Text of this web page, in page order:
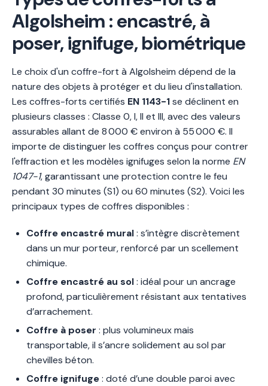
Algolsheim : encastré, à
poser, ignifuge, biométrique
Le choix d'un coffre-fort à Algolsheim dépend de la
nature des objets à protéger et du lieu d'installation.
Les coffres-forts certifiés EN 1143-1se déclinent en
plusieurs classes : Classe 0, I, II et III, avec des valeurs
assurables allant de 8 000 € environ à 55 000 €. Il
importe de distinguer les coffres conçus pour contrer
l'effraction et les modèles ignifuges selon la norme EN
1047-1, garantissant une protection contre le feu
pendant 30 minutes (S1) ou 60 minutes (S2). Voici les
principaux types de coffres disponibles :
Coffre encastré mural: s’intègre discrètement
dans un mur porteur, renforcé par un scellement
chimique.
Coffre encastré au sol: idéal pour un ancrage
profond, particulièrement résistant aux tentatives
d’arrachement.
Coffre à poser : plus volumineux mais
transportable, il s’ancre solidement au sol par
chevilles béton.
Coffre ignifuge: doté d’une double paroi avec